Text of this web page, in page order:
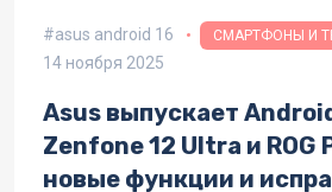
asus android 16 СМАРТФОНЫ И
14 ноября 2025
Asus выпускает
Zenfone 12 Ultra и ROG
новые функции и